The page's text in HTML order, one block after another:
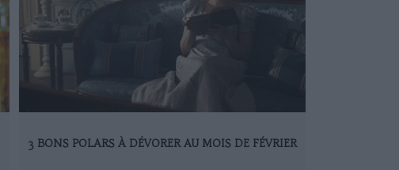
3 BONS POLARS À DÉVORER AU MOIS DE FÉVRIER